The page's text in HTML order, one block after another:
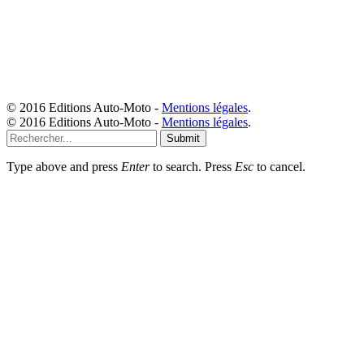
© 2016 Editions Auto-Moto - Mentions légales.
© 2016 Editions Auto-Moto - Mentions légales.
Submit
Type above and press Enterto search. Press Esc to cancel.